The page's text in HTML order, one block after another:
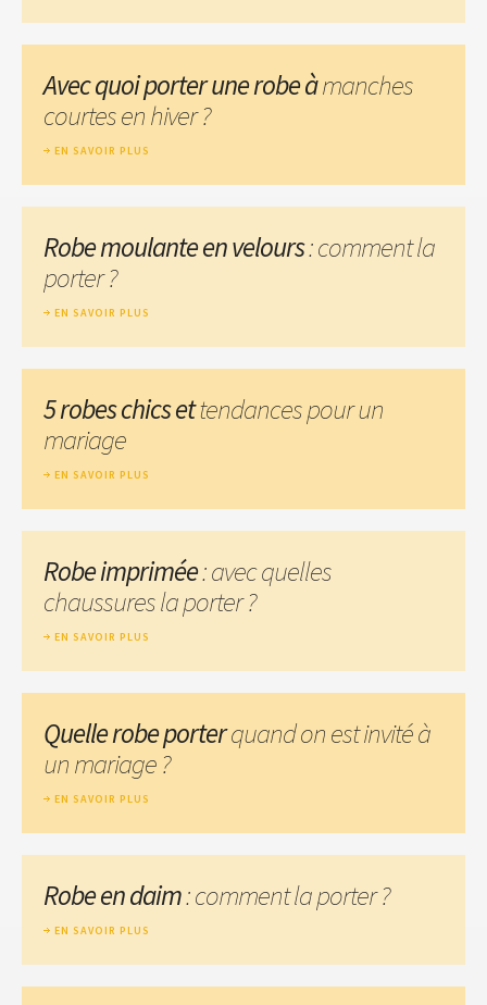
Avec quoi porter une robe àmanches
courtes en hiver ?
EN SAVOIR PLUS
Robe moulante en velours: comment la
porter ?
EN SAVOIR PLUS
5 robes chics ettendances pour un
mariage
EN SAVOIR PLUS
Robe imprimée: avec quelles
chaussures la porter ?
EN SAVOIR PLUS
Quelle robe porterquand on est invité à
un mariage ?
EN SAVOIR PLUS
Robe en daim: comment la porter ?
EN SAVOIR PLUS